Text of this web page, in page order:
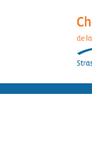
principale